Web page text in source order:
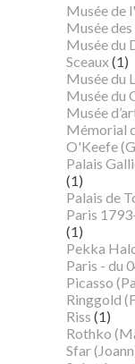
Musée de
Musée
Musée du
Sceaux(1)
Musée du
Musée du
Musée
Mémorial
O'Keefe
Palais
(1)
Palais de
Paris
(1)
Pekka
Paris - du
Picasso
Ringgold
Riss (1)
Rothko
Sfar